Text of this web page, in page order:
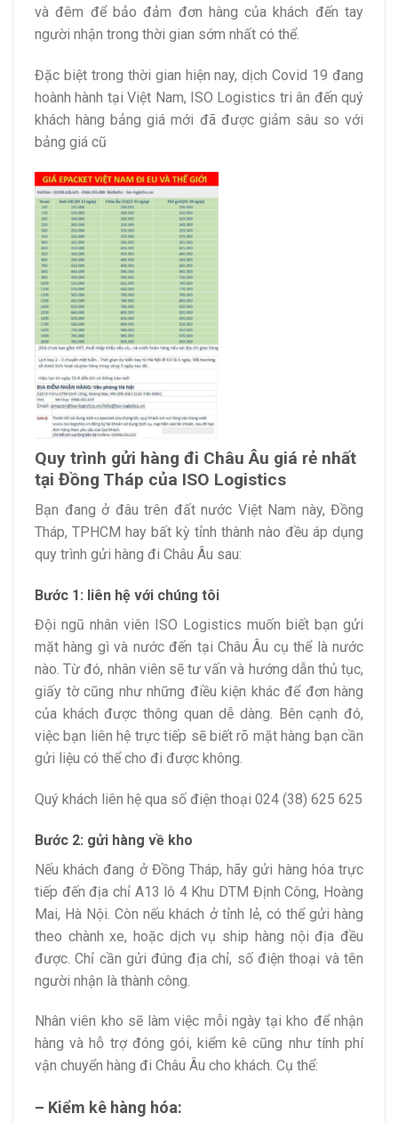
và đêm để bảo đảm đơn hàng của khách đến tay
người nhận trong thời gian sớm nhất có thể.
Đặc biệt trong thời gian hiện nay, dịch Covid 19 đang
hoành hành tại Việt Nam, ISO Logistics tri ân đến quý
khách hàng bảng giá mới đã được giảm sâu so với
bảng giá cũ
Quy trình gửi hàng đi Châu Âu giá rẻ nhất
tại Đồng Tháp của ISO Logistics
Bạn đang ở đâu trên đất nước Việt Nam này, Đồng
Tháp, TPHCM hay bất kỳ tỉnh thành nào đều áp dụng
quy trình gửi hàng đi Châu Âu sau:
Bước 1: liên hệ với chúng tôi
Đội ngũ nhân viên ISO Logistics muốn biết bạn gửi
mặt hàng gì và nước đến tại Châu Âu cụ thể là nước
nào. Từ đó, nhân viên sẽ tư vấn và hướng dẫn thủ tục,
giấy tờ cũng như những điều kiện khác để đơn hàng
của khách được thông quan dễ dàng. Bên cạnh đó,
việc bạn liên hệ trực tiếp sẽ biết rõ mặt hàng bạn cần
gửi liệu có thể cho đi được không.
Quý khách liên hệ qua số điện thoại 024 (38) 625 625
Bước 2: gửi hàng về kho
Nếu khách đang ở Đồng Tháp, hãy gửi hàng hóa trực
tiếp đến địa chỉ A13 lô 4 Khu DTM Định Công, Hoàng
Mai, Hà Nội. Còn nếu khách ở tỉnh lẻ, có thể gửi hàng
theo chành xe, hoặc dịch vụ ship hàng nội địa đều
được. Chỉ cần gửi đúng địa chỉ, số điện thoại và tên
người nhận là thành công.
Nhân viên kho sẽ làm việc mỗi ngày tại kho để nhận
hàng và hỗ trợ đóng gói, kiểm kê cũng như tính phí
vận chuyển hàng đi Châu Âu cho khách. Cụ thể:
– Kiểm kê hàng hóa: